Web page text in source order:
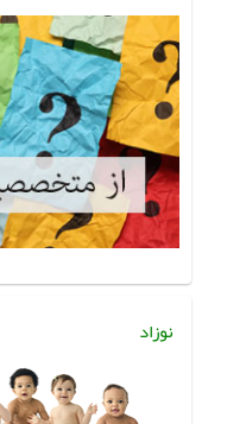
نوزاد